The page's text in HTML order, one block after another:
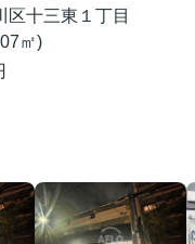
区十三東１丁目
㎡)